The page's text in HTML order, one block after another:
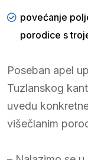
povećanje
porodice s
Poseban apel
Tuzlanskog
uvedu
višečlanim